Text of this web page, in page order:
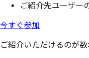
ご紹介先ユーザー
今すぐ参加
ご紹介いただけるのが数